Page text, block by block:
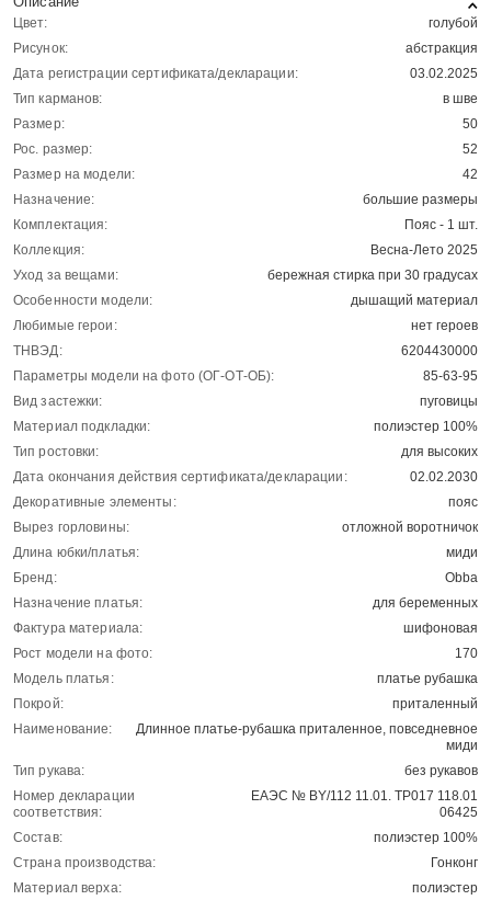
Цвет:
голубой
Рисунок:
абстракция
Дата регистрации сертификата/декларации:
03.02.2025
Тип карманов:
в шве
Размер:
50
Рос. размер:
52
Размер на модели:
42
Назначение:
большие размеры
Комплектация:
Пояс - 1 шт.
Коллекция:
Весна-Лето 2025
Уход за вещами:
бережная стирка при 30 градусах
Особенности модели:
дышащий материал
Любимые герои:
нет героев
ТНВЭД:
6204430000
Параметры модели на фото (ОГ-ОТ-ОБ):
85-63-95
Вид застежки:
пуговицы
Материал подкладки:
полиэстер 100%
Тип ростовки:
для высоких
Дата окончания действия сертификата/декларации:
02.02.2030
Декоративные элементы:
пояс
Вырез горловины:
отложной воротничок
Длина юбки/платья:
миди
Бренд:
Obba
Назначение платья:
для беременных
Фактура материала:
шифоновая
Рост модели на фото:
170
Модель платья:
платье рубашка
Покрой:
приталенный
Наименование:
Длинное платье-рубашка приталенное, повседневное
миди
Тип рукава:
без рукавов
Номер декларации
соответствия:
ЕАЭС № BY/112 11.01. ТР017 118.01
06425
Состав:
полиэстер 100%
Страна производства:
Гонконг
Материал верха:
полиэстер